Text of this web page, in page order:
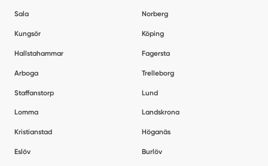
Sala Norberg
Kungsör Köping
Hallstahammar Fagersta
Arboga Trelleborg
Staffanstorp Lund
Lomma Landskrona
Kristianstad Höganäs
Eslöv Burlöv